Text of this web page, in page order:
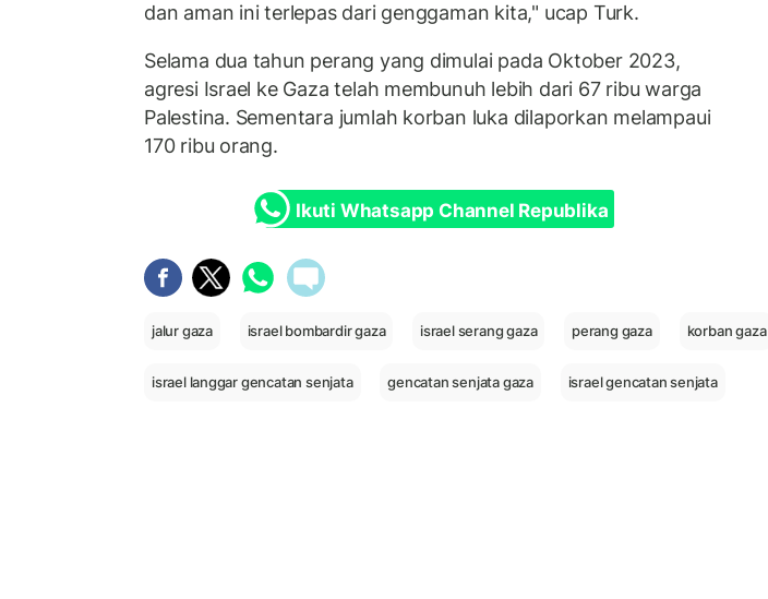
dan aman ini terlepas dari genggaman kita," ucap Turk.
Selama dua tahun perang yang dimulai pada Oktober 2023,
agresi Israel ke Gaza telah membunuh lebih dari 67 ribu warga
Palestina. Sementara jumlah korban luka dilaporkan melampaui
170 ribu orang.
Ikuti Whatsapp Channel Republika
jalur gaza israel bombardir gaza israel serang gaza perang gaza korban gaza
israel langgar gencatan senjata gencatan senjata gaza israel gencatan senjata